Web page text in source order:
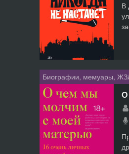
В
Биографии, мемуары,
О